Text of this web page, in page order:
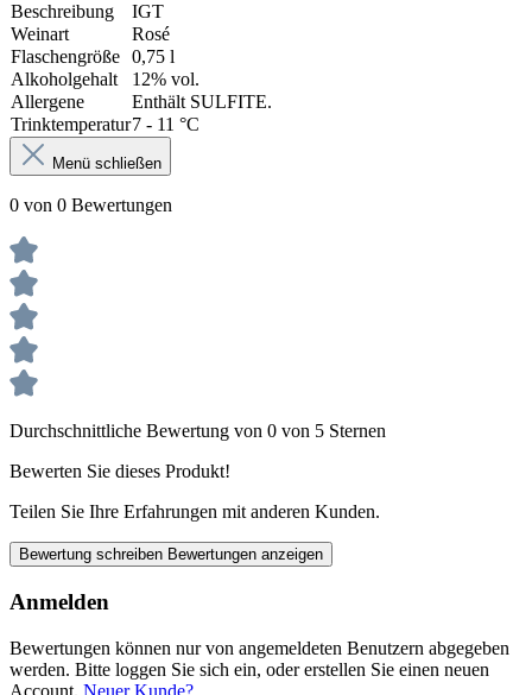
Beschreibung
IGT
Weinart
Rosé
Flaschengröße 0,75 l
Alkoholgehalt
12% vol.
Allergene
Enthält SULFITE.
Trinktemperatur7 - 11 °C
Menü schließen
0 von 0 Bewertungen
Durchschnittliche Bewertung von 0 von 5 Sternen
Bewerten Sie dieses Produkt!
Teilen Sie Ihre Erfahrungen mit anderen Kunden.
Bewertung schreiben Bewertungen anzeigen
Anmelden
Bewertungen können nur von angemeldeten Benutzern abgegeben
werden. Bitte loggen Sie sich ein, oder erstellen Sie einen neuen
Account. Neuer Kunde?